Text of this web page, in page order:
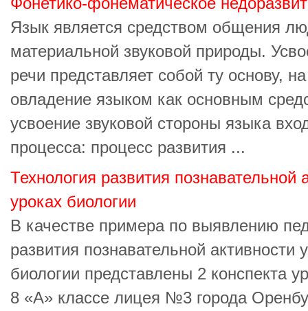
Язык является средством общения
материальной звуковой природы.
речи представляет собой ту основу,
овладение языком как основным
усвоение звуковой стороны языка
процесса: процесс развития ...
Технология развития познавательной
уроках биологии
В качестве примера по выявлению
развития познавательной активности
биологии представлены 2 конспекта
8 «А» классе лицея №3 города